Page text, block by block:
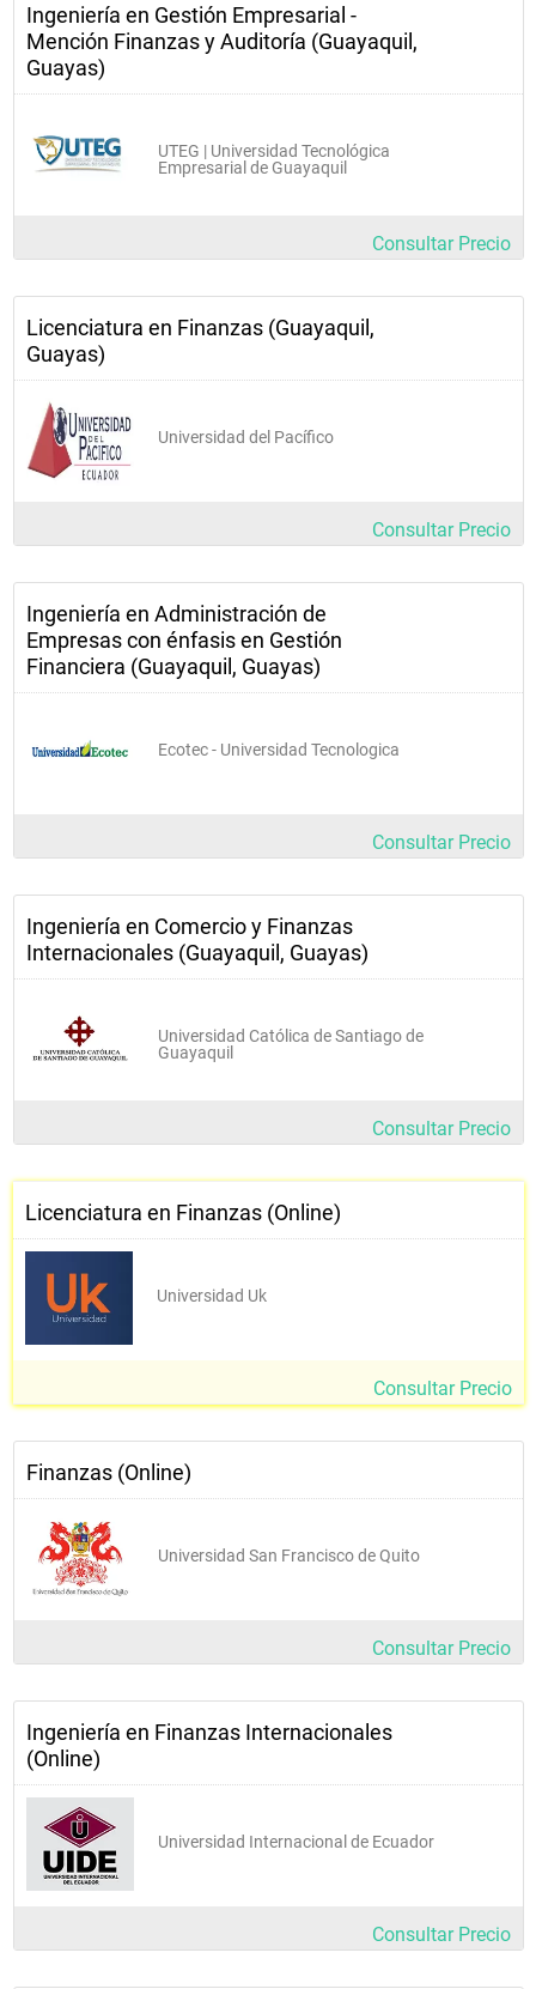
Ingeniería en Gestión Empresarial -
Mención Finanzas y Auditoría (Guayaquil,
Guayas)
UTEG | Universidad Tecnológica
Empresarial de Guayaquil
Consultar Precio
Licenciatura en Finanzas (Guayaquil,
Guayas)
Universidad del Pacífico
Consultar Precio
Ingeniería en Administración de
Empresas con énfasis en Gestión
Financiera (Guayaquil, Guayas)
Ecotec - Universidad Tecnologica
Consultar Precio
Ingeniería en Comercio y Finanzas
Internacionales (Guayaquil, Guayas)
Universidad Católica de Santiago de
Guayaquil
Consultar Precio
Licenciatura en Finanzas (Online)
Universidad Uk
Consultar Precio
Finanzas (Online)
Universidad San Francisco de Quito
Consultar Precio
Ingeniería en Finanzas Internacionales
(Online)
Universidad Internacional de Ecuador
Consultar Precio